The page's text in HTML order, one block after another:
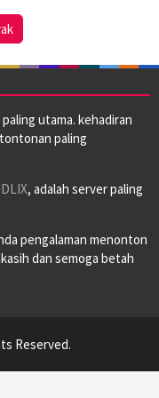
utama. kehadiran
paling
, adalah server paling
pengalaman menonton
dan semoga betah
Reserved.